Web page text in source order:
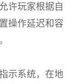
许玩家根据自
操作延迟和容
示系统，在地